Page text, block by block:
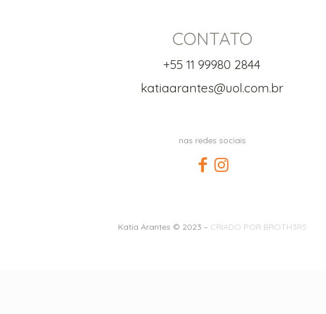
CONTATO
+55 11 99980 2844
katiaarantes@uol.com.br
nas redes sociais
Katia Arantes © 2023 – CRIADO POR BROTH3RS